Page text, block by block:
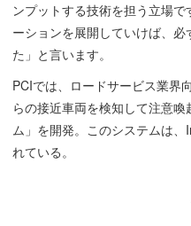
ンプットする技術を担う立場
ーションを展開していけば、
た」と言います。
PCIでは、ロードサービス業界
らの接近車両を検知して注意
ム」を開発。このシステムは
れている。